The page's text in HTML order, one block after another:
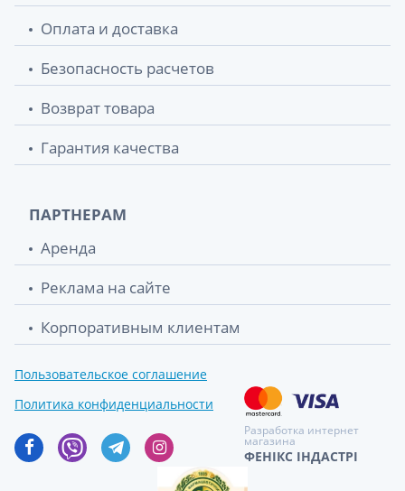
Оплата и доставка
Безопасность расчетов
Возврат товара
Гарантия качества
ПАРТНЕРАМ
Аренда
Реклама на сайте
Корпоративным клиентам
Пользовательское соглашение
Политика конфиденциальности
Разработка интернет
магазина
ФЕНІКС ІНДАСТРІ